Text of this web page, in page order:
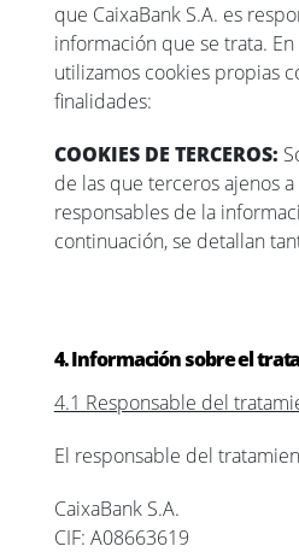
que CaixaBank S.A. es
información que se trata.
utilizamos cookies propias
finalidades:
COOKIES DE TERCEROS:
de las que terceros ajenos a
responsables de la
continuación, se detallan
4. Información sobre el
4.1 Responsable del
El responsable del
CaixaBank S.A.
CIF: A08663619